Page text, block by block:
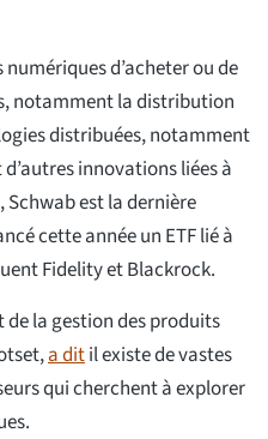
d’acheter ou de
notamment la distribution
distribuées, notamment
innovations liées à
est la dernière
cette année un ETF lié à
Fidelity et Blackrock.
la gestion des produits
a ditil existe de vastes
qui cherchent à explorer